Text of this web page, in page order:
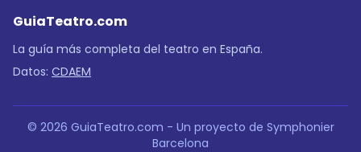
GuiaTeatro.com
La guía más completa del teatro en España.
Datos: CDAEM
© 2026 GuiaTeatro.com - Un proyecto de Symphonier
Barcelona